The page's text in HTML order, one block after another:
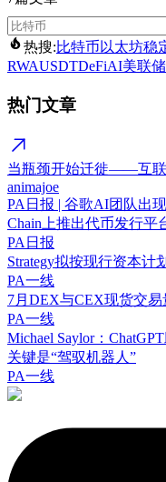
热搜:比特币 以太坊稳
RWAUSDTDeFiAI美联
热门文章
当瓶颈开始迁徙——互联
animajoe
PA日报 | 谷歌AI团队出
Chain上推出代币发行平
PA日报
Strategy拟按现行资本计
PA一线
7月DEX与CEX现货交
PA一线
Michael Saylor：
关键是“驾驭机器人”
PA一线